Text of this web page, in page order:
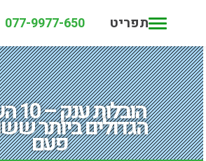
תפריט 077-9977-650
הגדולים ביותר
פעם